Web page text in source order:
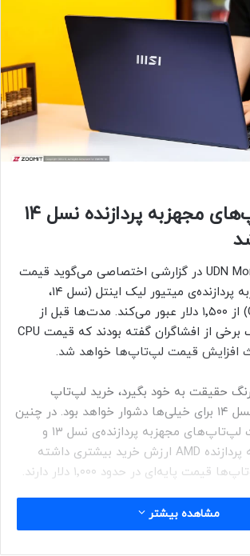
قیمت لپ‌تاپ‌های مجهزبه پردازنده نسل ۱۴
خبرگزاری چینی UDN Money در گزارشی اختصاصی می‌گوید قیمت
لپ تاپ های مجهزبه پردازنده‌ی میتیور لیک اینتل (نسل ۱۴،
ملقب‌به Core Ultra) از ۱٬۵۰۰ دلار عبور می‌کند. مدت‌ها قبل از
رونمایی میتیور لیک برخی از افشاگران گفته بودند که قیمت CPU
افزایش قیمت لپ‌تاپ‌ها خواهد شد.
حقیقت به خود بگیرد، خرید لپ‌تاپ
مجهزبه پردازنده‌ی نسل ۱۴ برای خیلی‌ها دشوار خواهد بود. در چنین
شرایطی ممکن است لپ‌تاپ‌های مجهزبه پردازنده‌ی نسل ۱۳ و
لپ‌تاپ‌های مجهزبه پردازنده AMD ارزش خرید بیشتری داشته
پایه‌ای در حدود ۱٬۰۰۰ دلار دارند.
لیک اینتل پیشرفت قابل‌توجهی نسبت‌به نسل
قرار است اواخر آذر به‌صورت رسمی رونمایی
حاضر صرفاً جزئیات معماری میتیور لیک را
مشاهده بیشتر